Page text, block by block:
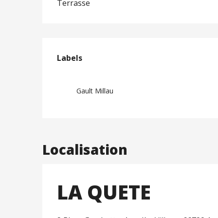
Terrasse
Offres de
Labels
Labels
Gault Millau
Localisation
LA QUETE